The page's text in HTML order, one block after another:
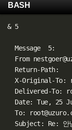
BASH
& 5
  Message  5:
From
  Return-Path:
X-Original-To:
Delivered-To:
Date: Tue, 25
To:
Subject: Re: 안